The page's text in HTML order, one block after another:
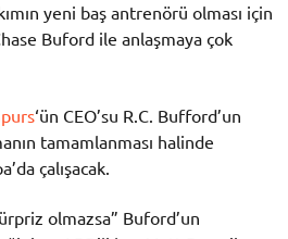
yeni baş antrenörü olması için
Buford ile anlaşmaya çok
‘ün CEO’su R.C. Bufford’un
tamamlanması halinde
çalışacak.
olmazsa” Buford’un